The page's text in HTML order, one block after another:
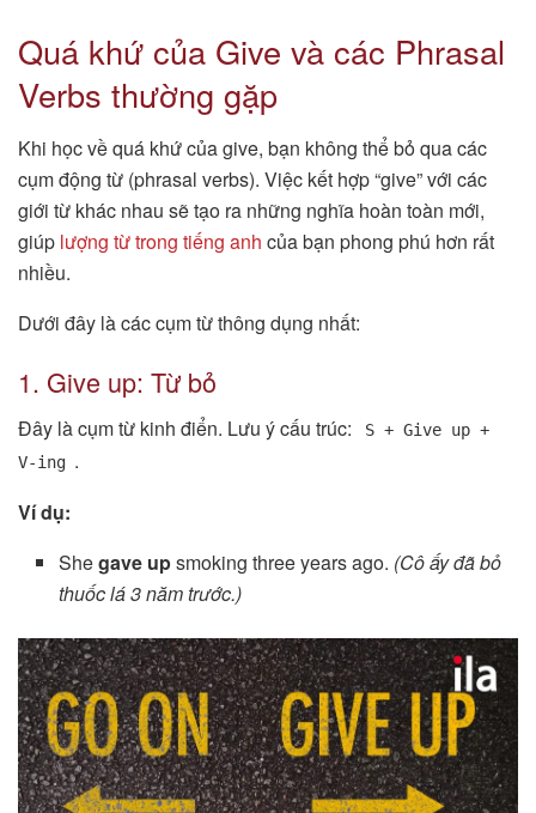
Quá khứ của Give và các Phrasal
Verbs thường gặp
Khi học về quá khứ của give, bạn không thể bỏ qua các
cụm động từ (phrasal verbs). Việc kết hợp “give” với các
giới từ khác nhau sẽ tạo ra những nghĩa hoàn toàn mới,
giúp lượng từ trong tiếng anh của bạn phong phú hơn rất
nhiều.
Dưới đây là các cụm từ thông dụng nhất:
1. Give up: Từ bỏ
Đây là cụm từ kinh điển. Lưu ý cấu trúc:
S + Give up +
V-ing .
Ví dụ:
Shegave upsmoking three years ago. (Cô ấy đã bỏ
thuốc lá 3 năm trước.)